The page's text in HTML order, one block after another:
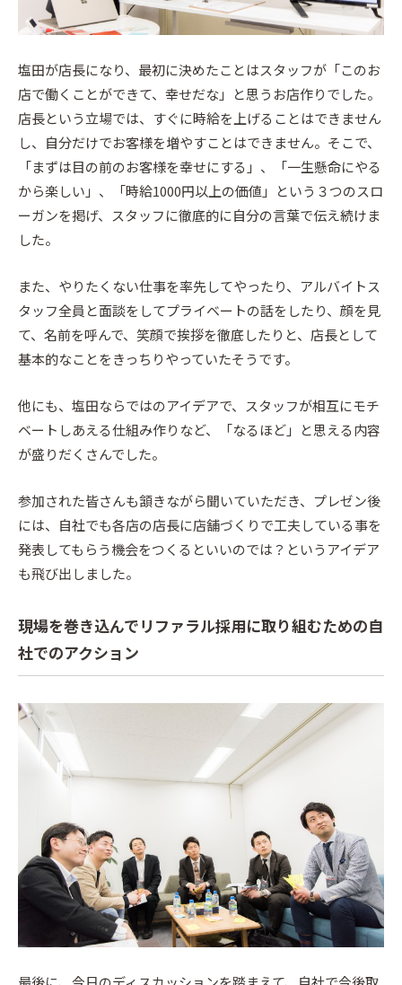
塩田が店長になり、最初に決めたことはスタッフが「このお
店で働くことができて、幸せだな」と思うお店作りでした。
店長という立場では、すぐに時給を上げることはできません
し、自分だけでお客様を増やすことはできません。そこで、
「まずは目の前のお客様を幸せにする」、「一生懸命にやる
から楽しい」、「時給1000円以上の価値」という３つのスロ
ーガンを掲げ、スタッフに徹底的に自分の言葉で伝え続けま
した。
また、やりたくない仕事を率先してやったり、アルバイトス
タッフ全員と面談をしてプライベートの話をしたり、顔を見
て、名前を呼んで、笑顔で挨拶を徹底したりと、店長として
基本的なことをきっちりやっていたそうです。
他にも、塩田ならではのアイデアで、スタッフが相互にモチ
ベートしあえる仕組み作りなど、「なるほど」と思える内容
が盛りだくさんでした。
参加された皆さんも頷きながら聞いていただき、プレゼン後
には、自社でも各店の店長に店舗づくりで工夫している事を
発表してもらう機会をつくるといいのでは？というアイデア
も飛び出しました。
現場を巻き込んでリファラル採用に取り組むための自
社でのアクション